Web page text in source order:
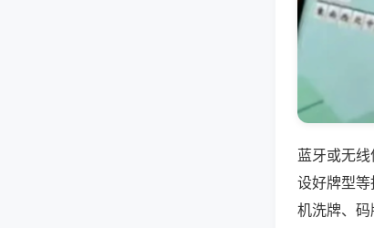
蓝牙或无
设好牌型
机洗牌、码